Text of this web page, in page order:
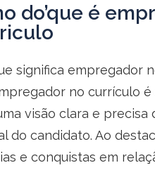
do’que é
significa empregador
no currículo é
visão clara e precisa
do candidato. Ao
e conquistas em